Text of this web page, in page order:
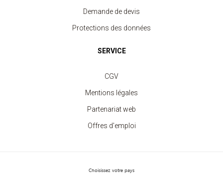
Body Bébé Manches Courtes
Demande de devis
Protections des données
SERVICE
CGV
Mentions légales
Partenariat web
Offres d'emploi
Choisissez votre pays